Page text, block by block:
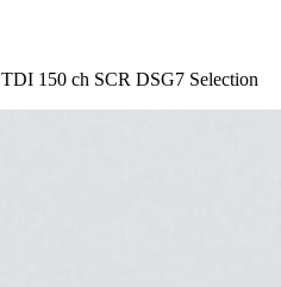
150 ch SCR DSG7 Selection